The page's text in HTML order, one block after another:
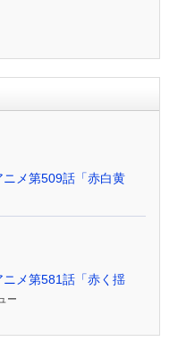
メ第509話「赤白黄
メ第581話「赤く揺
ー